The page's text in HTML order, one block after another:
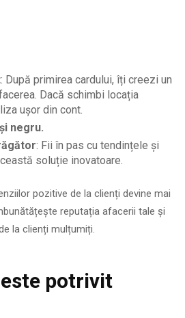
: După primirea cardului, îți creezi un
Dacă schimbi locația
ușor din cont.
negru.
: Fii în pas cu tendințele și
soluție inovatoare.
pozitive de la clienți devine mai
reputația afacerii tale și
la clienți mulțumiți.
potrivit